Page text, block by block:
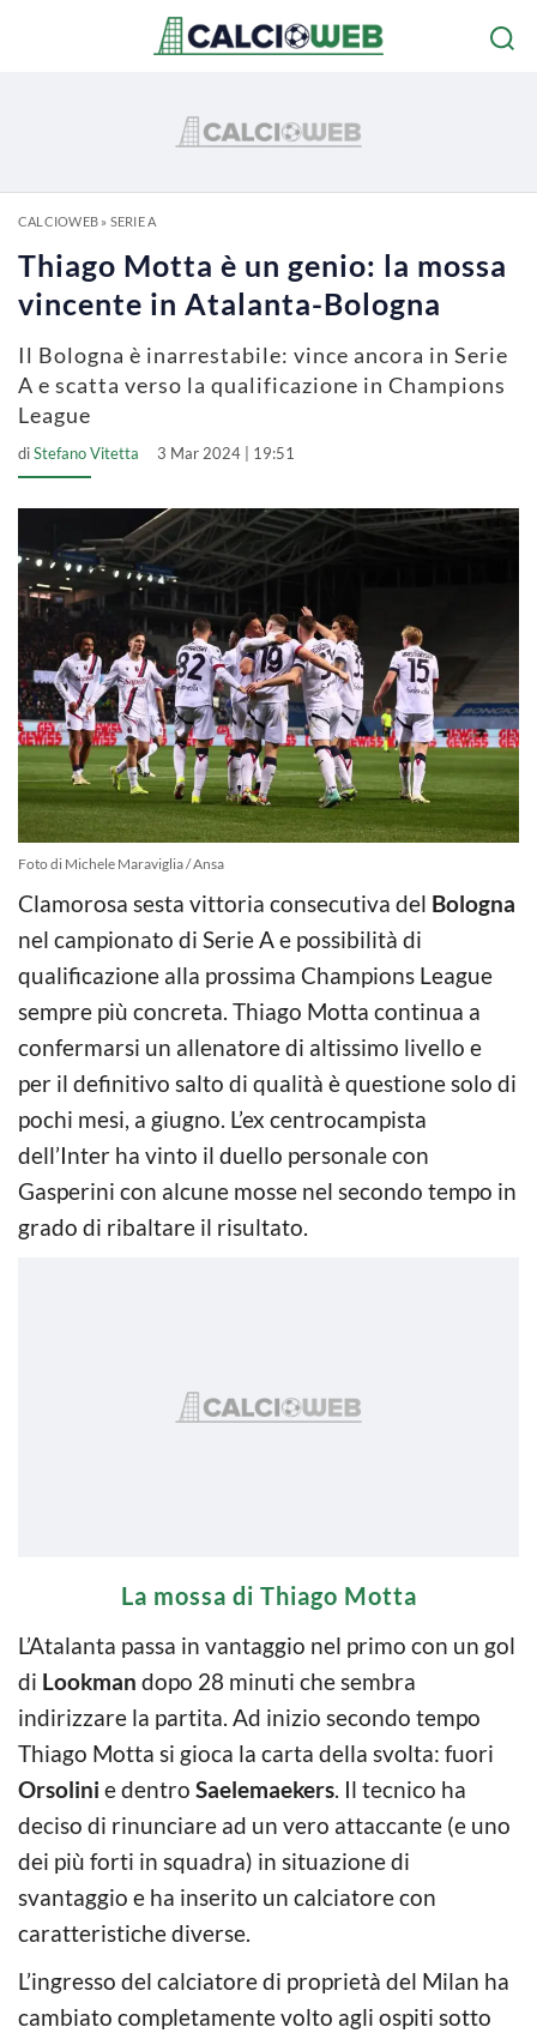
CALCIOWEB» SERIE A
Thiago Motta è un genio: la mossa
vincente in Atalanta-Bologna
Il Bologna è inarrestabile: vince ancora in Serie
A e scatta verso la qualificazione in Champions
League
diStefano Vitetta 3 Mar 2024 | 19:51
Foto di Michele Maraviglia / Ansa
Clamorosa sesta vittoria consecutiva del Bologna
nel campionato di Serie A e possibilità di
qualificazione alla prossima Champions League
sempre più concreta. Thiago Motta continua a
confermarsi un allenatore di altissimo livello e
per il definitivo salto di qualità è questione solo di
pochi mesi, a giugno. L’ex centrocampista
dell’Inter ha vinto il duello personale con
Gasperini con alcune mosse nel secondo tempo in
grado di ribaltare il risultato.
La mossa di Thiago Motta
L’Atalanta passa in vantaggio nel primo con un gol
di Lookman dopo 28 minuti che sembra
indirizzare la partita. Ad inizio secondo tempo
Thiago Motta si gioca la carta della svolta: fuori
Orsolini e dentro Saelemaekers. Il tecnico ha
deciso di rinunciare ad un vero attaccante (e uno
dei più forti in squadra) in situazione di
svantaggio e ha inserito un calciatore con
caratteristiche diverse.
L’ingresso del calciatore di proprietà del Milan ha
cambiato completamente volto agli ospiti sotto